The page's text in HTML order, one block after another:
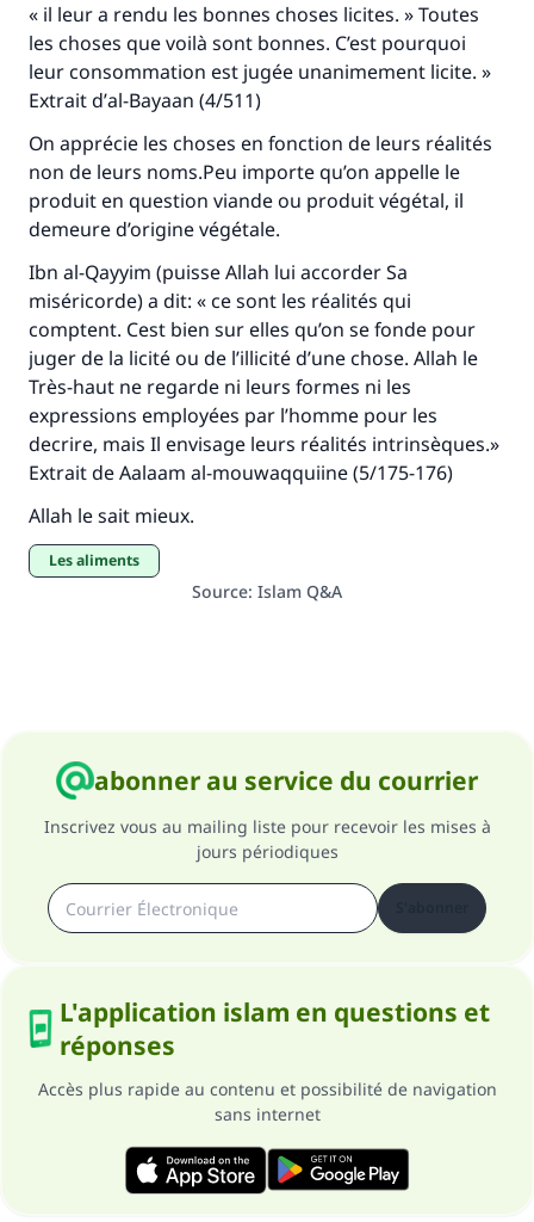
« il leur a rendu les bonnes choses licites. » Toutes
les choses que voilà sont bonnes. C’est pourquoi
leur consommation est jugée unanimement licite. »
Extrait d’al-Bayaan (4/511)
On apprécie les choses en fonction de leurs réalités
non de leurs noms.Peu importe qu’on appelle le
produit en question viande ou produit végétal, il
demeure d’origine végétale.
Ibn al-Qayyim (puisse Allah lui accorder Sa
miséricorde) a dit: « ce sont les réalités qui
comptent. Cest bien sur elles qu’on se fonde pour
juger de la licité ou de l’illicité d’une chose. Allah le
Très-haut ne regarde ni leurs formes ni les
expressions employées par l’homme pour les
decrire, mais Il envisage leurs réalités intrinsèques.»
Extrait deAalaam al-mouwaqquiine(5/175-176)
Allah le sait mieux.
Les aliments
Source: Islam Q&A
abonner au service du courrier
Inscrivez vous au mailing liste pour recevoir les mises à
jours périodiques
L'application islam en questions et
réponses
Accès plus rapide au contenu et possibilité de navigation
sans internet
Le Messager d'Allah (Paix sur lui) a dit:
"Celui qui indique une bonne action obtient la
même récompense que celui qui le fait."
(MOUSLIM 1893)
Soutenez IslamQA